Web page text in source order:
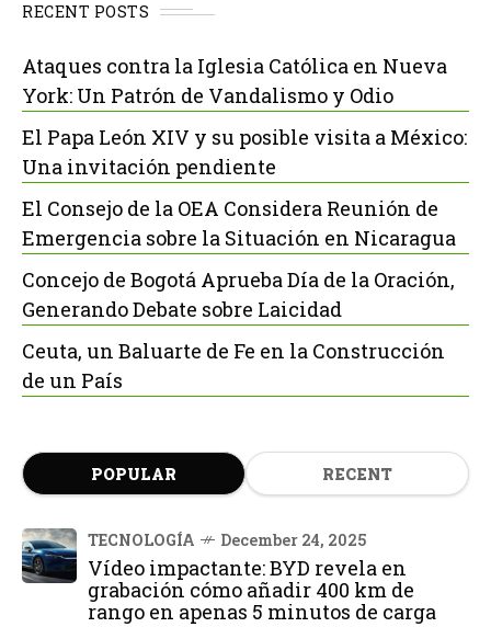
RECENT POSTS
Ataques contra la Iglesia Católica en Nueva
York: Un Patrón de Vandalismo y Odio
El Papa León XIV y su posible visita a México:
Una invitación pendiente
El Consejo de la OEA Considera Reunión de
Emergencia sobre la Situación en Nicaragua
Concejo de Bogotá Aprueba Día de la Oración,
Generando Debate sobre Laicidad
Ceuta, un Baluarte de Fe en la Construcción
de un País
POPULAR RECENT
TECNOLOGÍA December 24, 2025
Vídeo impactante: BYD revela en
grabación cómo añadir 400 km de
rango en apenas 5 minutos de carga